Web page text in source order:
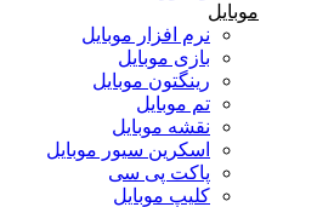
موبایل
نرم افزار موبایل
بازی موبایل
رینگتون موبایل
تم موبایل
نقشه موبایل
اسکرین سیور موبایل
پاکت پی سی
کلیپ موبایل